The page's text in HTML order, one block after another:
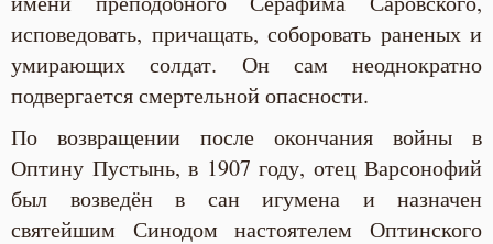
исповедовать, причащать, соборовать раненых и
умирающих солдат. Он сам неоднократно
подвергается смертельной опасности.
По возвращении после окончания войны в
Оптину Пустынь, в 1907 году, отец Варсонофий
был возведён в сан игумена и назначен
святейшим Синодом настоятелем Оптинского